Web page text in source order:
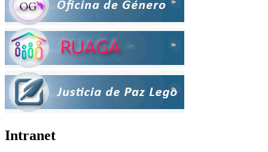
Intranet